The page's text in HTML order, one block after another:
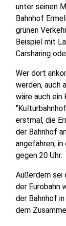
unter seinen
Bahnhof
grünen
Beispiel mit
Carsharing
Wer dort
werden, auch
wäre auch ein
erstmal, die
der Bahnhof
angefahren,
gegen 20 Uhr.
Außerdem
der Eurobahn
der Bahnhof
dem